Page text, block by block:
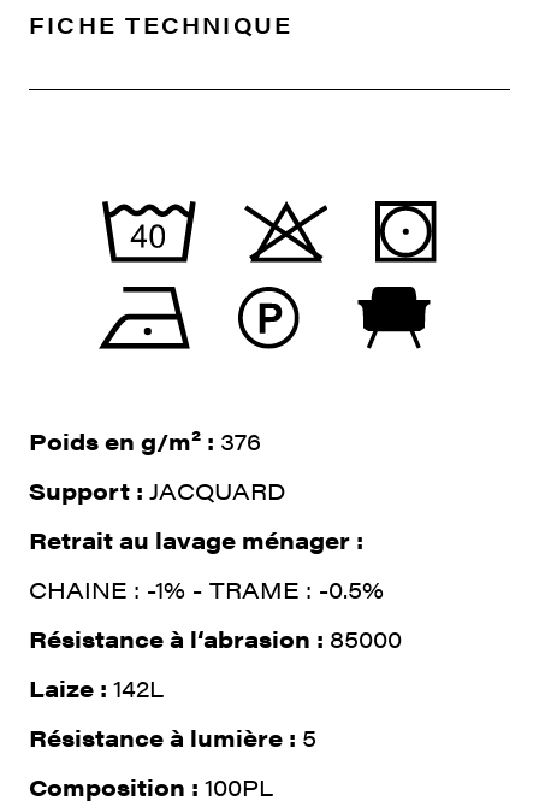
FICHE TECHNIQUE
Poids en g/m² : 376
Support : JACQUARD
Retrait au lavage ménager :
CHAINE : -1% - TRAME : -0.5%
Résistance à l‘abrasion : 85000
Laize : 142L
Résistance à lumière : 5
Composition : 100PL